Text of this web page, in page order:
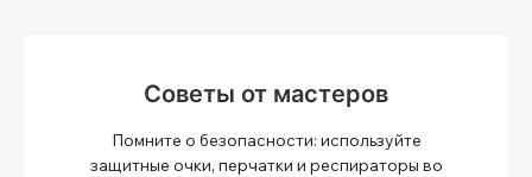
Советы от мастеров
Помните о безопасности: используйте
защитные очки, перчатки и респираторы во